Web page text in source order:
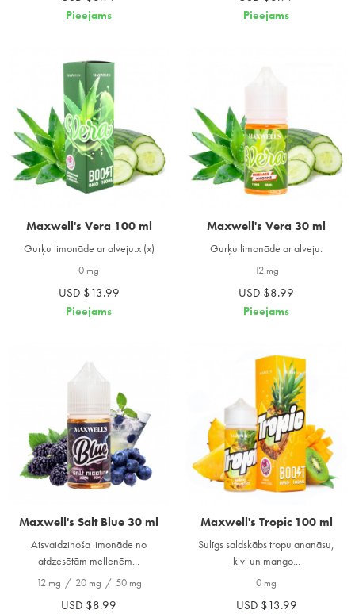
Pieejams Pieejams
Maxwell's Vera 100 ml
Gurķu limonāde ar alveju.x (x)
0 mg
USD $13.99
Pieejams
Maxwell's Vera 30 ml
Gurķu limonāde ar alveju.
12 mg
USD $8.99
Pieejams
Maxwell's Salt Blue 30 ml
Atsvaidzinoša limonāde no
atdzesētām mellenēm...
12 mg / 20 mg / 50 mg
USD $8.99
Maxwell's Tropic 100 ml
Sulīgs saldskābs tropu ananāsu,
kivi un mango...
0 mg
USD $13.99